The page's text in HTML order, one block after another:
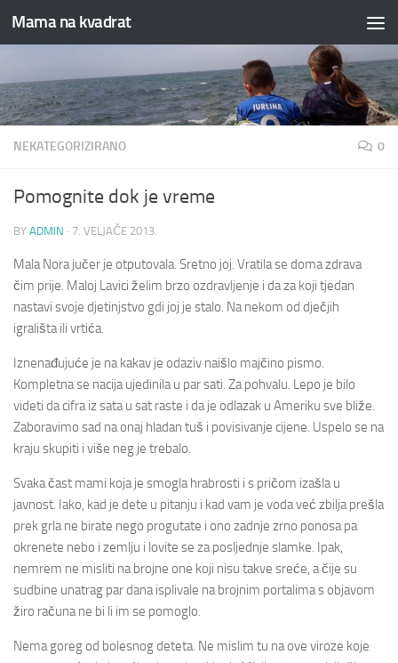
Skip to content
Mama na kvadrat
NEKATEGORIZIRANO 0
Pomognite dok je vreme
BY ADMIN · 7. VELJAČE 2013.
Mala Nora jučer je otputovala. Sretno joj. Vratila se doma zdrava
čim prije. Maloj Lavici želim brzo ozdravljenje i da za koji tjedan
nastavi svoje djetinjstvo gdi joj je stalo. Na nekom od dječjih
igrališta ili vrtića.
Iznenađujuće je na kakav je odaziv naišlo majčino pismo.
Kompletna se nacija ujedinila u par sati. Za pohvalu. Lepo je bilo
videti da cifra iz sata u sat raste i da je odlazak u Ameriku sve bliže.
Zaboravimo sad na onaj hladan tuš i povisivanje cijene. Uspelo se na
kraju skupiti i više neg je trebalo.
Svaka čast mami koja je smogla hrabrosti i s pričom izašla u
javnost. Iako, kad je dete u pitanju i kad vam je voda već zbilja prešla
prek grla ne birate nego progutate i ono zadnje zrno ponosa pa
okrenete nebo i zemlju i lovite se za posljednje slamke. Ipak,
nemrem ne misliti na brojne one koji nisu takve sreće, a čije su
sudbine unatrag par dana isplivale na brojnim portalima s objavom
žiro računa ne bi li im se pomoglo.
Nema goreg od bolesnog deteta. Ne mislim tu na ove viroze koje